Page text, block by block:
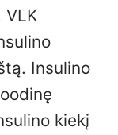
VLK
Insulino
kiekį